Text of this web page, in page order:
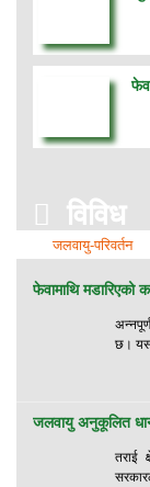
विविध
जलवायु-परिवर्तन
फेवामाथि मडारिएको
छ।
जलवायु अनुकूलित धान
तराई